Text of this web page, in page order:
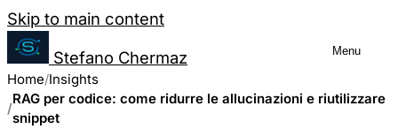
Salta al contenuto
Skip to main content
Stefano Chermaz
Menu
Home Insights
RAG per codice: come ridurre le allucinazioni e riutilizzare
snippet
Gestione Preferenze Cookie